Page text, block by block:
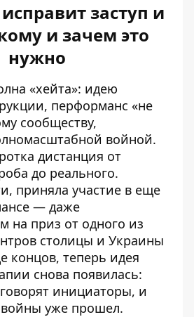
заступ и
и зачем это
нужно
«хейта»: идею
перформанс «не
сообществу,
войной.
дистанция от
до реального.
приняла участие в еще
— даже
на приз от одного из
столицы и Украины
концов, теперь идея
снова появилась:
инициаторы, и
уже прошел.